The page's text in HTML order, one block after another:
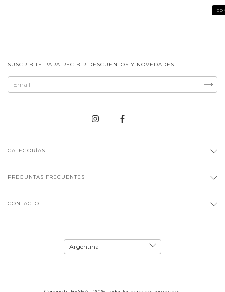
SUSCRIBITE PARA RECIBIR DESCUENTOS Y NOVEDADES
CATEGORÍAS
PREGUNTAS FRECUENTES
CONTACTO